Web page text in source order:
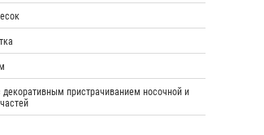
декоративным пристрачиванием носочной и